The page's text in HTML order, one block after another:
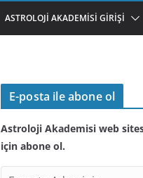
ASTROLOJI AKADEMISI GIRIŞI
E-posta ile abone ol
Astroloji Akademisi web
için abone ol.